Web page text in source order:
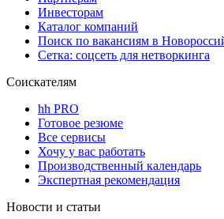
Инвесторам
Каталог компаний
Поиск по вакансиям в
Сетка: соцсеть для нетворкинга
Соискателям
hh PRO
Готовое резюме
Все сервисы
Хочу у вас работать
Производственный календарь
Экспертная рекомендация
Новости и статьи